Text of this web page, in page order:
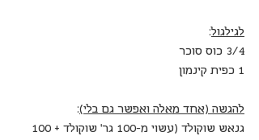
לגילגול:
3/4 כוס סוכר
1 כפית קינמון
להגשה (אחד מאלה ואפשר גם בלי):